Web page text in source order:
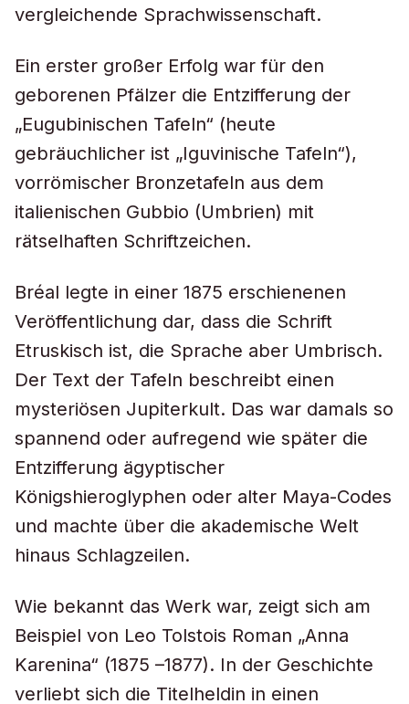
vergleichende Sprachwissenschaft.
Ein erster großer Erfolg war für den
geborenen Pfälzer die Entzifferung der
„Eugubinischen Tafeln“ (heute
gebräuchlicher ist „Iguvinische Tafeln“),
vorrömischer Bronzetafeln aus dem
italienischen Gubbio (Umbrien) mit
rätselhaften Schriftzeichen.
Bréal legte in einer 1875 erschienenen
Veröffentlichung dar, dass die Schrift
Etruskisch ist, die Sprache aber Umbrisch.
Der Text der Tafeln beschreibt einen
mysteriösen Jupiterkult. Das war damals so
spannend oder aufregend wie später die
Entzifferung ägyptischer
Königshieroglyphen oder alter Maya-Codes
und machte über die akademische Welt
hinaus Schlagzeilen.
Wie bekannt das Werk war, zeigt sich am
Beispiel von Leo Tolstois Roman „Anna
Karenina“ (1875 –1877). In der Geschichte
verliebt sich die Titelheldin in einen